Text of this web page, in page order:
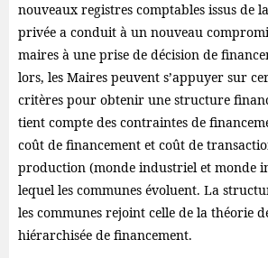
nouveaux registres comptables issus de
privée a conduit à un nouveau
maires à une prise de décision de
lors, les Maires peuvent s’appuyer sur
critères pour obtenir une structure
tient compte des contraintes de
coût de financement et coût de
production (monde industriel et monde
lequel les communes évoluent. La
les communes rejoint celle de la théorie
hiérarchisée de financement.